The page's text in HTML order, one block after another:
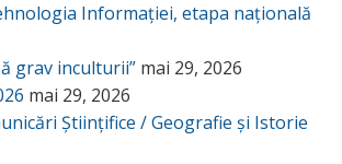
Informației, etapa națională
grav inculturii” mai 29, 2026
mai 29, 2026
Științifice / Geografie și Istorie